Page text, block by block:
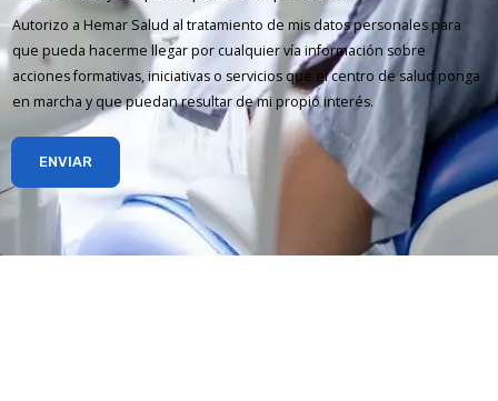
Autorizo a Hemar Salud al tratamiento de mis datos personales para
que pueda hacerme llegar por cualquier vía información sobre
acciones formativas, iniciativas o servicios que el centro de salud ponga
en marcha y que puedan resultar de mi propio interés.
ENVIAR